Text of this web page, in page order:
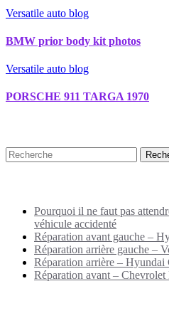
Versatile auto blog
BMW prior body kit photos
Versatile auto blog
PORSCHE 911 TARGA 1970
Pourquoi il ne faut pas
véhicule accidenté
Réparation avant gauche –
Réparation arrière gauche –
Réparation arrière – Hyundai
Réparation avant –